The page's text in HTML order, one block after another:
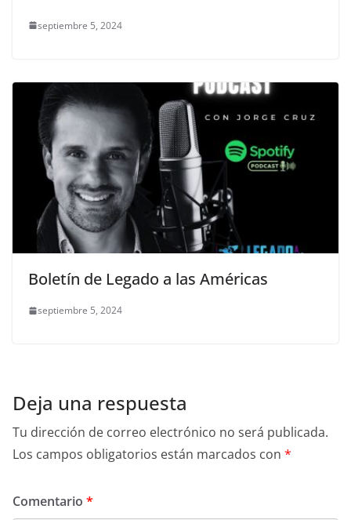
septiembre 5, 2024
Boletín de Legado a las Américas
septiembre 5, 2024
Deja una respuesta
Tu dirección de correo electrónico no será publicada.
Los campos obligatorios están marcados con *
Comentario *